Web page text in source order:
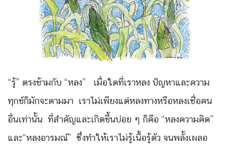
“รู้” ตรงข้ามกับ “หลง” เมื่อใดที่เราหลง ปัญหาและความ
ทุกข์ก็มักจะตามมา เราไม่เพียงแต่หลงทางหรือหลงเชื่อคน
อื่นเท่านั้น ที่สำคัญและเกิดขึ้นบ่อย ๆ ก็คือ “หลงความคิด”
และ“หลงอารมณ์” ซึ่งทำให้เราไม่รู้เนื้อรู้ตัว จนพลั้งเผลอ